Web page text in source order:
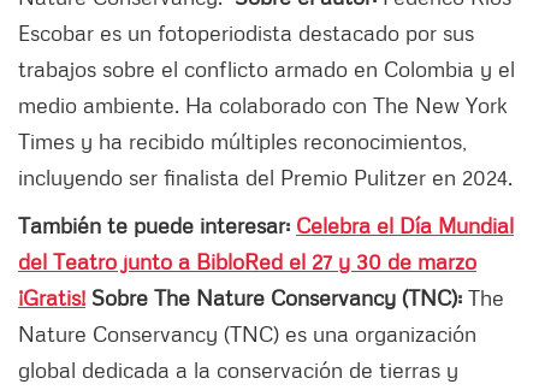
Escobar es un fotoperiodista destacado por sus
trabajos sobre el conflicto armado en Colombia y el
medio ambiente. Ha colaborado con The New York
Times y ha recibido múltiples reconocimientos,
incluyendo ser finalista del Premio Pulitzer en 2024.
También te puede interesar: Celebra el Día Mundial
del Teatro junto a BibloRed el 27 y 30 de marzo
¡Gratis! Sobre The Nature Conservancy (TNC): The
Nature Conservancy (TNC) es una organización
global dedicada a la conservación de tierras y